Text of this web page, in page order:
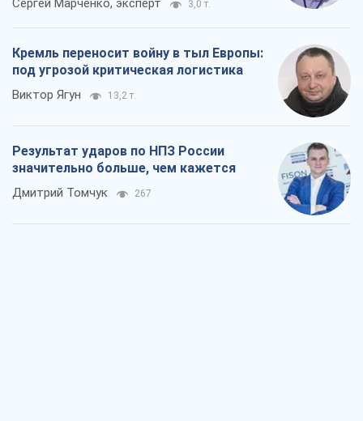
Сергей Марченко, эксперт 3,0 т.
Кремль переносит войну в тыл Европы:
под угрозой критическая логистика
Виктор Ягун 13,2 т.
Результат ударов по НПЗ России
значительно больше, чем кажется
Дмитрий Томчук 267